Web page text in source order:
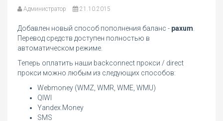
Администратор 21.10.2015
Добавлен новый способ пополнения баланс - paxum.
Перевод средств доступен полностью в
автоматическом режиме.
Теперь оплатить наши backconnect прокси / direct
прокси можно любым из следующих способов:
Webmoney (WMZ, WMR, WME, WMU)
QIWI
Yandex.Money
SMS